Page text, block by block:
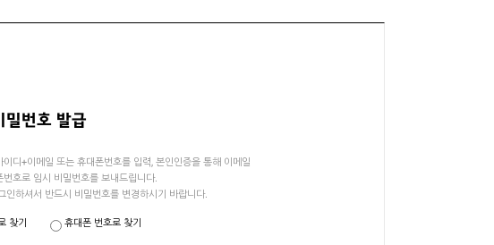
밀번호 발급
이디+이메일 또는 휴대폰번호를 입력, 본인인증을 통해 이메일
번호로 임시 비밀번호를 보내드립니다.
인하셔서 반드시 비밀번호를 변경하시기 바랍니다.
찾기 휴대폰 번호로 찾기